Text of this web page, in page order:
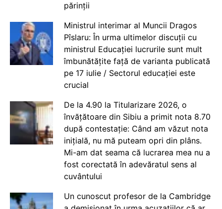
părinții
Ministrul interimar al Muncii Dragos
Pîslaru: În urma ultimelor discuții cu
ministrul Educației lucrurile sunt mult
îmbunătățite față de varianta publicată
pe 17 iulie / Sectorul educației este
crucial
De la 4.90 la Titularizare 2026, o
învățătoare din Sibiu a primit nota 8.70
după contestație: Când am văzut nota
inițială, nu mă puteam opri din plâns.
Mi-am dat seama că lucrarea mea nu a
fost corectată în adevăratul sens al
cuvântului
Un cunoscut profesor de la Cambridge